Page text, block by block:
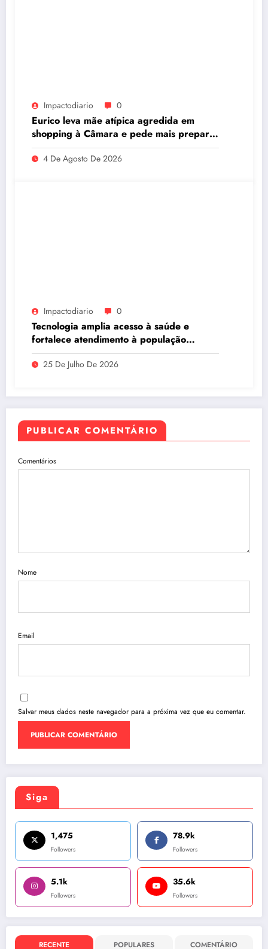
Impactodiario 0
Eurico leva mãe atípica agredida em
shopping à Câmara e pede mais preparo
dos estabelecimentos para acolher
autistas
4 De Agosto De 2026
Impactodiario 0
Tecnologia amplia acesso à saúde e
fortalece atendimento à população
ribeirinha de Manaus
25 De Julho De 2026
PUBLICAR COMENTÁRIO
Comentários
Nome
Email
Salvar meus dados neste navegador para a próxima vez que eu comentar.
Siga
1,475
Followers
78.9k
Followers
5.1k
Followers
35.6k
Followers
RECENTE POPULARES COMENTÁRIO